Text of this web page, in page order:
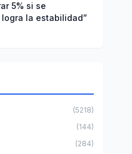
5% si se
la estabilidad”
(5218)
(144)
(284)